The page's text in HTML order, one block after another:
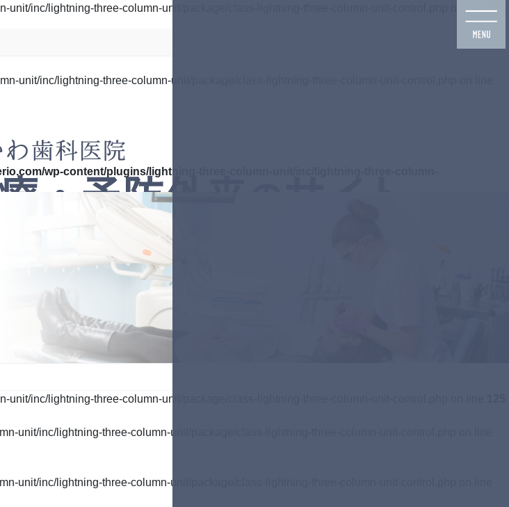
inc/lightning-three-column-unit/package/class-lightning-three-column-unit-control.php on line125
unit/inc/lightning-three-column-unit/package/class-lightning-three-column-unit-control.php on line
wp-content/plugins/lightning-three-column-unit/inc/lightning-three-column-
で行う予防 歯周病のお話
inc/lightning-three-column-unit/package/class-lightning-three-column-unit-control.php on line
unit/inc/lightning-three-column-unit/package/class-lightning-three-column-unit-control.php on line
unit/inc/lightning-three-column-unit/package/class-lightning-three-column-unit-control.php on line